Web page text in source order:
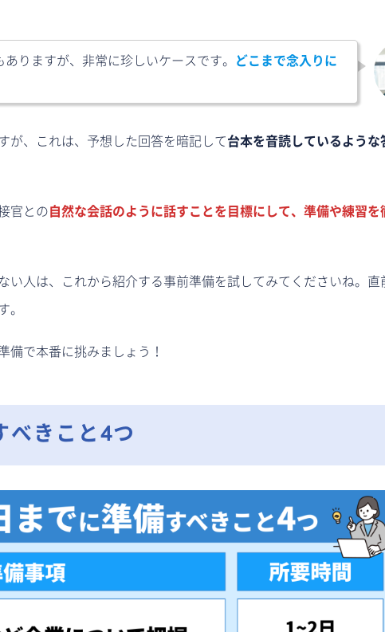
りますが、非常に珍しいケースです。
どこまで念入りに
が、これは、予想した回答を暗記して 台本を音読しているような
官との 自然な会話のように話すことを目標にして、準備や練習を
い人は、これから紹介する事前準備を試してみてくださいね。直
。
備で本番に挑みましょう！
べきこと4つ